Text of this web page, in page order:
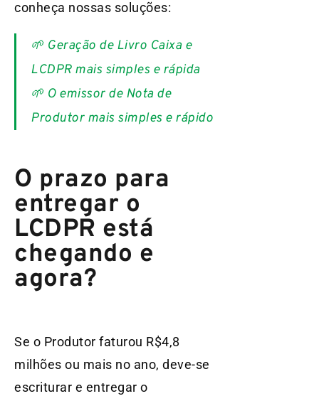
conheça nossas soluções:
🌱 Geração de Livro Caixa e
LCDPR mais simples e rápida
🌱 O emissor de Nota de
Produtor mais simples e rápido
O prazo para
entregar o
LCDPR está
chegando e
agora?
Se o Produtor faturou R$4,8
milhões ou mais no ano, deve-se
escriturar e entregar o